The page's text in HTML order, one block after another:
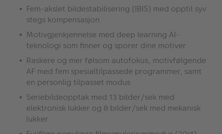
Fem-akslet bildestabilisering (IBIS) med opptil syv
stegs kompensasjon
Motivgjenkjennelse med deep learning AI-
teknologi som finner og sporer dine motiver
Raskere og mer følsom autofokus, motivfølgende
AF med fem spesialtilpassede programmer, samt
en personlig tilpasset modus
Seriebildeopptak med 13 bilder/sek med
elektronisk lukker og 8 bilder/sek med mekanisk
lukker